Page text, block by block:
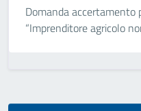
Domanda accertamento
“Imprenditore agricolo